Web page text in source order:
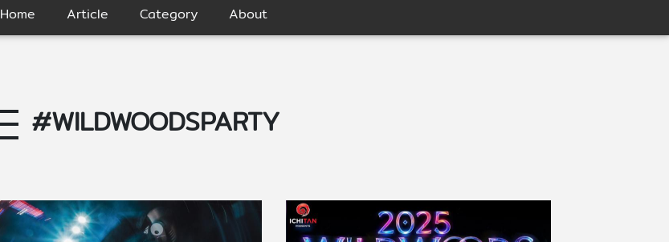
Home Article Category About
#WILDWOODSPARTY